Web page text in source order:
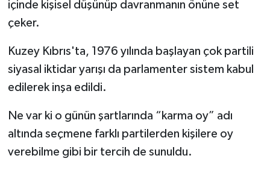
içinde kişisel düşünüp davranmanın önüne set
çeker.
Kuzey Kıbrıs'ta, 1976 yılında başlayan çok partili
siyasal iktidar yarışı da parlamenter sistem kabul
edilerek inşa edildi.
Ne var ki o günün şartlarında “karma oy” adı
altında seçmene farklı partilerden kişilere oy
verebilme gibi bir tercih de sunuldu.